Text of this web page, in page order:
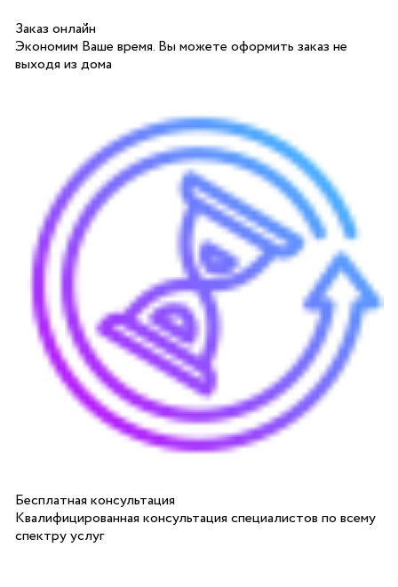
Заказ онлайн
Экономим Ваше время. Вы можете оформить заказ не
выходя из дома
Бесплатная консультация
Квалифицированная консультация специалистов по всему
спектру услуг